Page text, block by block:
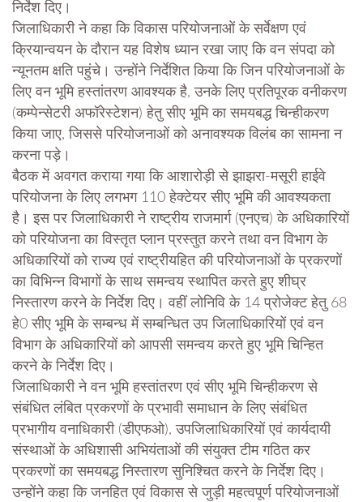
निर्देश दिए।
जिलाधिकारी ने कहा कि विकास परियोजनाओं के सर्वेक्षण एवं
क्रियान्वयन के दौरान यह विशेष ध्यान रखा जाए कि वन संपदा को
न्यूनतम क्षति पहुंचे। उन्होंने निर्देशित किया कि जिन परियोजनाओं के
लिए वन भूमि हस्तांतरण आवश्यक है, उनके लिए प्रतिपूरक वनीकरण
(कम्पेन्सेटरी अफॉरेस्टेशन) हेतु सीए भूमि का समयबद्ध चिन्हीकरण
किया जाए, जिससे परियोजनाओं को अनावश्यक विलंब का सामना न
करना पड़े।
बैठक में अवगत कराया गया कि आशारोड़ी से झाझरा-मसूरी हाईवे
परियोजना के लिए लगभग 110 हेक्टेयर सीए भूमि की आवश्यकता
है। इस पर जिलाधिकारी ने राष्ट्रीय राजमार्ग (एनएच) के अधिकारियों
को परियोजना का विस्तृत प्लान प्रस्तुत करने तथा वन विभाग के
अधिकारियों को राज्य एवं राष्ट्रीयहित की परियोजनाओं के प्रकरणों
का विभिन्न विभागों के साथ समन्वय स्थापित करते हुए शीघ्र
निस्तारण करने के निर्देश दिए। वहीं लोनिवि के 14 प्रोजेक्ट हेतु 68
हे0 सीए भूमि के सम्बन्ध में सम्बन्धित उप जिलाधिकारियों एवं वन
विभाग के अधिकारियों को आपसी समन्वय करते हुए भूमि चिन्हित
करने के निर्देश दिए।
जिलाधिकारी ने वन भूमि हस्तांतरण एवं सीए भूमि चिन्हीकरण से
संबंधित लंबित प्रकरणों के प्रभावी समाधान के लिए संबंधित
प्रभागीय वनाधिकारी (डीएफओ), उपजिलाधिकारियों एवं कार्यदायी
संस्थाओं के अधिशासी अभियंताओं की संयुक्त टीम गठित कर
प्रकरणों का समयबद्ध निस्तारण सुनिश्चित करने के निर्देश दिए।
उन्होंने कहा कि जनहित एवं विकास से जुड़ी महत्वपूर्ण परियोजनाओं